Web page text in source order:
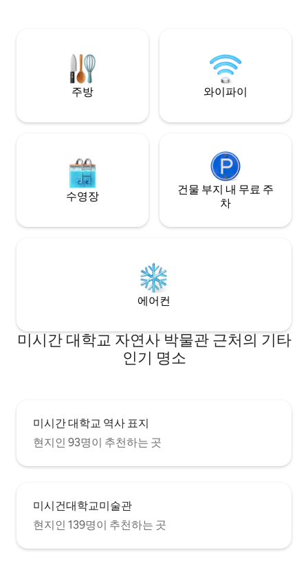
실/식사 공간/업무 공간, 대형 욕실이 있습
니다. 가족/성소수자 친화적.
주방 와이파이
수영장
건물 부지 내 무료 주
차
에어컨
미시간 대학교 자연사 박물관 근처의 기타
인기 명소
미시간 대학교 역사 표지
현지인 93명이 추천하는 곳
미시건대학교미술관
현지인 139명이 추천하는 곳